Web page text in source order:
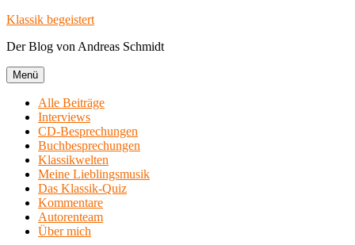
Zum
springen
Klassik begeistert
Der Blog von Andreas Schmidt
Menü
Alle Beiträge
Interviews
CD-Besprechungen
Buchbesprechungen
Klassikwelten
Meine Lieblingsmusik
Das Klassik-Quiz
Kommentare
Autorenteam
Über mich